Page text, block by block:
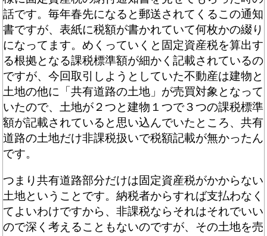
話です。毎年春先になると郵送されてくるこの通知
書ですが、表紙に税額が書かれていて何枚かの綴り
になってます。めくっていくと固定資産税を算出す
る根拠となる課税標準額が細かく記載されているの
ですが、今回取引しようとしていた不動産は建物と
土地の他に「共有道路の土地」が売買対象となって
いたので、土地が２つと建物１つで３つの課税標準
額が記載されていると思い込んでいたところ、共有
道路の土地だけ非課税扱いで税額記載が無かったん
です。
つまり共有道路部分だけは固定資産税がかからない
土地ということです。納税者からすれば支払わなく
てよいわけですから、非課税ならそれはそれでいい
ので深く考えることもないのですが、その土地を売